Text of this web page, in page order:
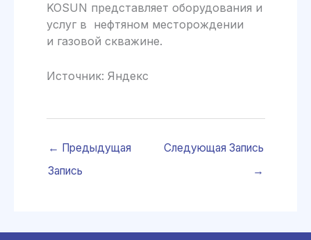
KOSUN представляет оборудования и
услуг в нефтяном месторождении
и газовой скважине.
Источник: Яндекс
← Предыдущая
Запись
Следующая Запись
→